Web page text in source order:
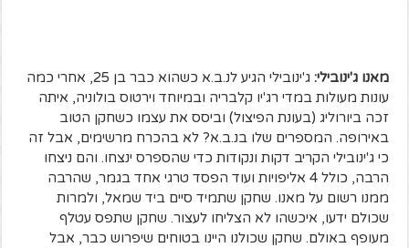
מאנו ג'ינובילי:
ג'ינובילי הגיע לנ.ב.א כשהוא כבר בן 25, אחרי כמה
עונות מעולות במדי רג'יו קלבריה ובמיוחד וירטוס בולוניה, איתה
זכה ביורוליג (בעונת הפיצול) וביסס את עצמו כשחקן הטוב
באירופה. המספרים שלו בנ.ב.א? לא בהכרח מרשימים, אבל זה
כי ג'ינובילי הקריב דקות ונקודות כדי שהספרס ינצחו. והם ניצחו
הרבה, כולל 4 אליפויות ועוד הפסד טרגי אחד בגמר, שהרבה
ממנו רשום על מאנו. שחקן שתמיד סיים ביד שמאל, ולמרות
שכולם ידעו, איכשהו לא הצליחו לעצור. שחקן שתפס עטלף
מעופף באולם. שחקן שכולנו היינו בטוחים שיפרוש כבר, אבל